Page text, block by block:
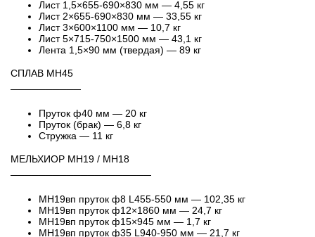
Лист 1,5×655-690×830 мм — 4,55 кг
Лист 2×655-690×830 мм — 33,55 кг
Лист 3×600×1100 мм — 10,7 кг
Лист 5×715-750×1500 мм — 43,1 кг
Лента 1,5×90 мм (твердая) — 89 кг
СПЛАВ МН45
──────────
Пруток ф40 мм — 20 кг
Пруток (брак) — 6,8 кг
Стружка — 11 кг
МЕЛЬХИОР МН19 / МН18
────────────────────
МН19вп пруток ф8 L455-550 мм — 102,35 кг
МН19вп пруток ф12×1860 мм — 24,7 кг
МН19вп пруток ф15×945 мм — 1,7 кг
МН19вп пруток ф35 L940-950 мм — 21,7 кг